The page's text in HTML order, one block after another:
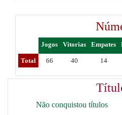
Jogos Vitorias Empates
Total 66 40 14
Não conquistou títulos